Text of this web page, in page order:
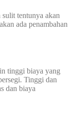
sulit tentunya akan
ada penambahan
tinggi biaya yang
Tinggi dan
dan biaya